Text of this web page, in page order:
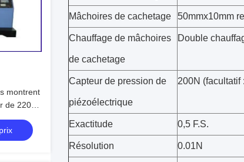
montrent
220V
de
Mâchoires de cachetage 50mmx10mm
Chauffage de mâchoires
de cachetage
Double
Capteur de pression de
piézoélectrique
200N
Exactitude 0,5 F.S.
Résolution 0.01N